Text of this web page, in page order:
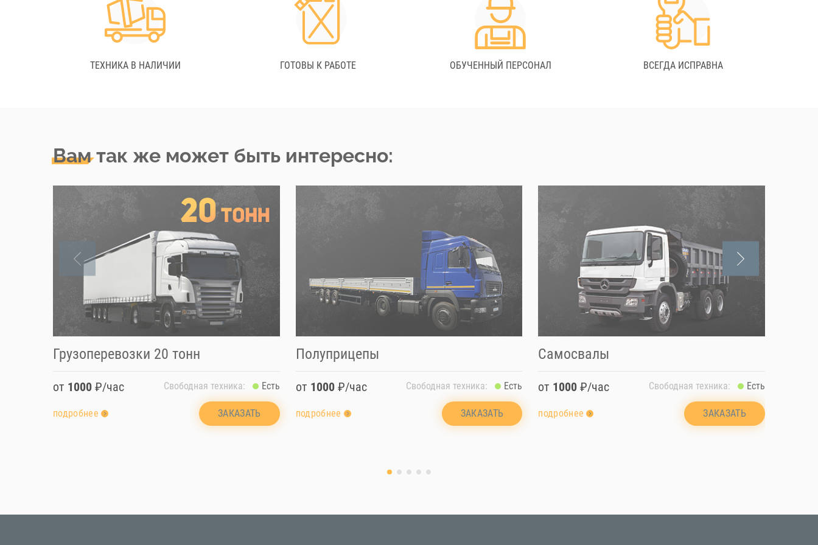
ТЕХНИКА В НАЛИЧИИ ГОТОВЫ К РАБОТЕ ОБУЧЕННЫЙ ПЕРСОНАЛ ВСЕГДА ИСПРАВНА
Вам так же может быть интересно:
Грузоперевозки 20 тонн
от 1000 ₽/час Свободная техника: Есть
подробнее ЗАКАЗАТЬ
Полуприцепы
от 1000₽/час Свободная техника: Есть
подробнее ЗАКАЗАТЬ
Самосвалы
от 1000 ₽/час Свободная техника: Есть
подробнее ЗАКАЗАТЬ